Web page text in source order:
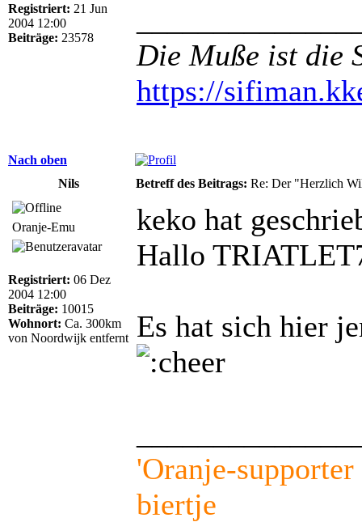
Registriert: 21 Jun
2004 12:00
Beiträge: 23578
Die Muße ist die
https://
Nach oben
Nils
Betreff des Beitrags: Re: Der "Herzlich
Oranje-Emu
Registriert: 06 Dez
2004 12:00
Beiträge: 10015
Wohnort: Ca. 300km
von Noordwijk entfernt
keko hat
Hallo
Es hat sich hier
'Oranje-
biertje